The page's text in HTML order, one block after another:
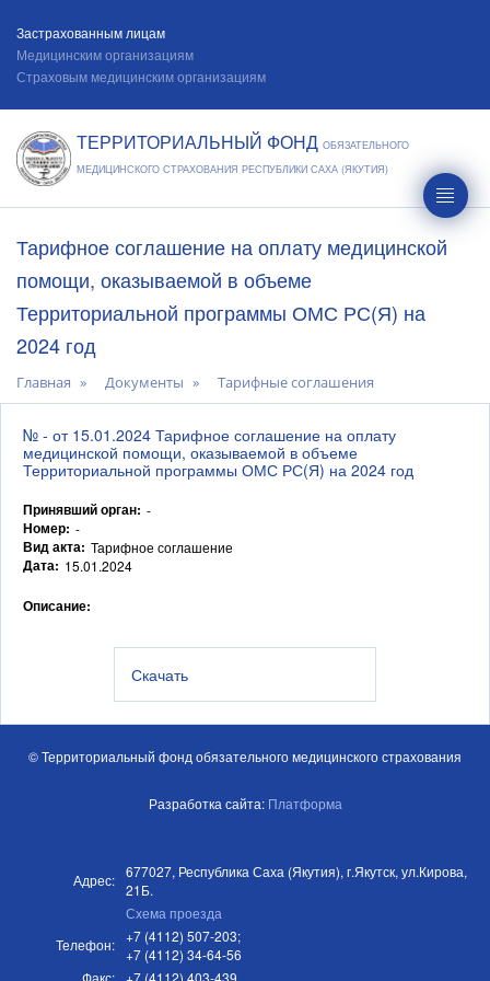
Застрахованным лицам
Медицинским организациям
Страховым медицинским организациям
ТЕРРИТОРИАЛЬНЫЙ ФОНД ОБЯЗАТЕЛЬНОГО
МЕДИЦИНСКОГО СТРАХОВАНИЯ РЕСПУБЛИКИ САХА (ЯКУТИЯ)
Тарифное соглашение на оплату медицинской
помощи, оказываемой в объеме
Территориальной программы ОМС РС(Я) на
2024 год
Главная Документы Тарифные соглашения
№ - от 15.01.2024 Тарифное соглашение на оплату
медицинской помощи, оказываемой в объеме
Территориальной программы ОМС РС(Я) на 2024 год
Принявший орган: -
Номер: -
Вид акта: Тарифное соглашение
Дата: 15.01.2024
Описание:
Скачать
© Территориальный фонд обязательного медицинского страхования
Разработка сайта: Платформа
Адрес: 677027, Республика Саха (Якутия), г.Якутск, ул.Кирова,
21Б.
Схема проезда
Телефон: +7 (4112) 507-203;
+7 (4112) 34-64-56
Факс: +7 (4112) 403-439